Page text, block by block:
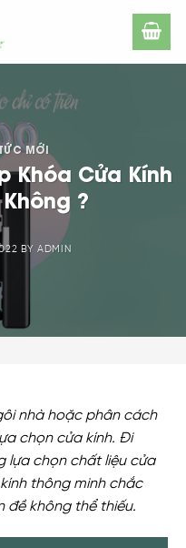
MỚI
Khóa Cửa Kính
?
BYADMIN
nhà hoặc phân cách
chọn cửa kính. Đi
lựa chọn chất liệu cửa
thông minh chắc
đề không thể thiếu.